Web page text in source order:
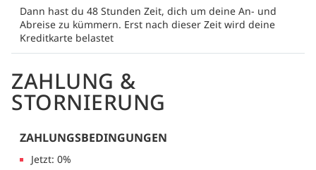
Dann hast du 48 Stunden Zeit, dich um deine An- und
Abreise zu kümmern. Erst nach dieser Zeit wird deine
Kreditkarte belastet
ZAHLUNG &
STORNIERUNG
ZAHLUNGSBEDINGUNGEN
Jetzt: 0%